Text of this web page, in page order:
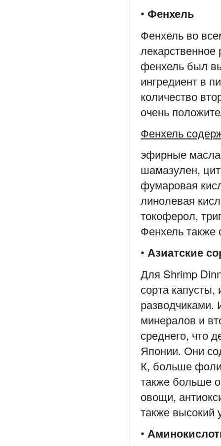
•Фенхель
Фенхель во
фенхель был
ингредиент в
количество
очень
Фенхель
эфирные
шамазулен,
фумаровая
линолевая
токоферол,
Фенхель также
• Азиатские
Для Shrimp
сорта
разводчиками.
минералов и
среднего, что
Японии. Они
К, больше
также больше
овощи,
также высокий
•